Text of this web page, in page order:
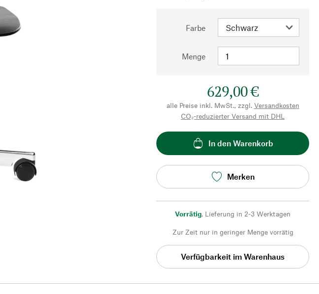
Farbe
Menge
629,00 €
alle Preise inkl. MwSt., zzgl. Versandkosten
CO₂-reduzierter Versand mit DHL
In den Warenkorb
Merken
Vorrätig, Lieferung in 2-3 Werktagen
Zur Zeit nur in geringer Menge vorrätig
Verfügbarkeit im Warenhaus